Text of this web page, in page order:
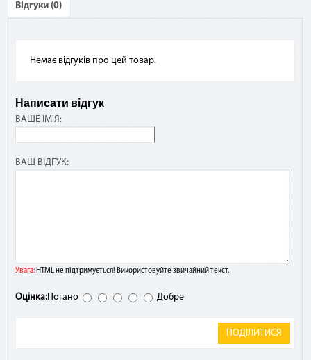
Відгуки (0)
Немає відгуків про цей товар.
Написати відгук
ВАШЕ ІМ'Я:
ВАШ ВІДГУК:
Увага:HTML не підтримується! Використовуйте звичайний текст.
Оцінка:Погано Добре
ПОДІЛИТИСЯ